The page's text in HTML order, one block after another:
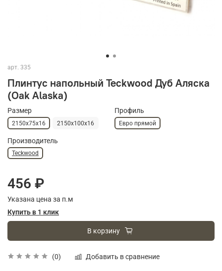
арт. 335
Плинтус напольный Teckwood Дуб Аляска
(Oak Alaska)
(0) Добавить в сравнение
Размер
2150х75х16 2150х100х16
Профиль
Евро прямой
Производитель
Teckwood
456 ₽
Указана цена за п.м
Купить в 1 клик
В корзину